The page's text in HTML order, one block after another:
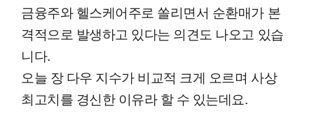
금융주와 헬스케어주로 쏠리면서 순환매가 본
격적으로 발생하고 있다는 의견도 나오고 있습
니다.
오늘 장 다우 지수가 비교적 크게 오르며 사상
최고치를 경신한 이유라 할 수 있는데요.